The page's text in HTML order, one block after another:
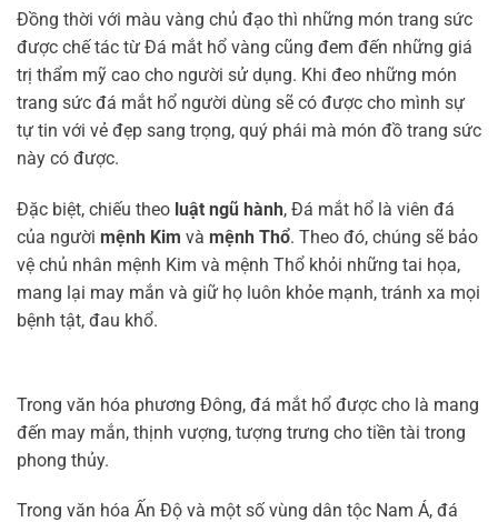
Đồng thời với màu vàng chủ đạo thì những món trang sức
được chế tác từ Đá mắt hổ vàng cũng đem đến những giá
trị thẩm mỹ cao cho người sử dụng. Khi đeo những món
trang sức đá mắt hổ người dùng sẽ có được cho mình sự
tự tin với vẻ đẹp sang trọng, quý phái mà món đồ trang sức
này có được.
Đặc biệt, chiếu theo luật ngũ hành, Đá mắt hổ là viên đá
của người mệnh Kim và mệnh Thổ. Theo đó, chúng sẽ bảo
vệ chủ nhân mệnh Kim và mệnh Thổ khỏi những tai họa,
mang lại may mắn và giữ họ luôn khỏe mạnh, tránh xa mọi
bệnh tật, đau khổ.
Trong văn hóa phương Đông, đá mắt hổ được cho là mang
đến may mắn, thịnh vượng, tượng trưng cho tiền tài trong
phong thủy.
Trong văn hóa Ấn Độ và một số vùng dân tộc Nam Á, đá